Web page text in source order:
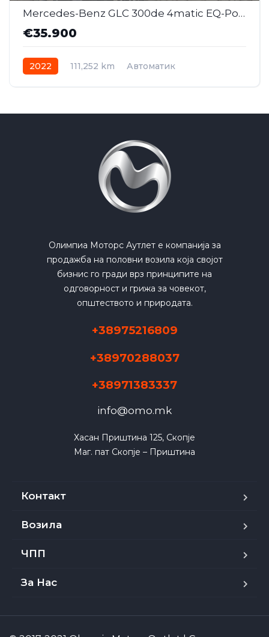
Mercedes-Benz GLC 300de 4matic EQ-Power AT (SAJ023)
€35.900
2022 111,252 km
Автоматик
Олимпиа Моторс Аутлет е компанија за
продажба на половни возила која својот
бизнис го гради врз принципите на
одговорност и грижа за човекот,
општеството и природата.
+38975216809
+38970288037
+38971383337
info@omo.mk
Хасан Приштина 125, Скопје
Маг. пат Скопје – Приштина
Контакт
Возила
ЧПП
За Нас